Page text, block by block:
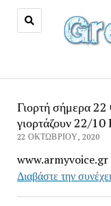
Γιορτή σήμερα
γιορτάζουν 22/10
22 ΟΚΤΩΒΡΊΟΥ, 2020
www.armyvoice.gr
Διαβάστε την